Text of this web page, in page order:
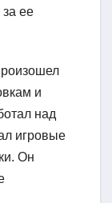
за ее
и
над
игровые
Он